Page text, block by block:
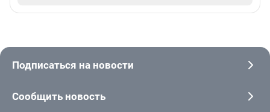
Подписаться на новости
Сообщить новость